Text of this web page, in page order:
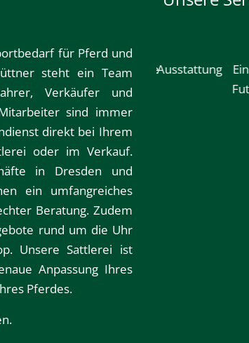
für Pferd und
steht ein Team
Verkäufer und
sind immer
direkt bei Ihrem
oder im Verkauf.
in Dresden und
ein umfangreiches
Beratung. Zudem
rund um die Uhr
. Unsere Sattlerei ist
Anpassung Ihres
Pferdes.
VerleihserviceAusstattung